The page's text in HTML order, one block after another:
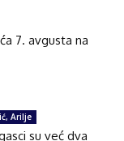
7. avgusta na
Arilje
su već dva